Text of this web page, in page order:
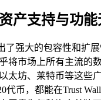
产支持与功
了强大的包容性和扩
将市场上所有主流的
太坊、莱特币等这些
代币，都能在Trust